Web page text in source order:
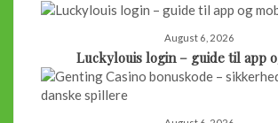
August 6, 2026
Luckylouis login – guide til app